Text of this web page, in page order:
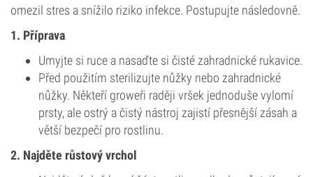
omezil stres a snížilo riziko infekce. Postupuj­te následovně.
1. Příprava
Umyjte si ruce a nasaďte si čisté zahradnické rukavice.
Před použitím sterilizujte nůžky nebo zahradnické
nůžky. Někteří groweři raději vršek jednoduše vylomí
prsty, ale ostrý a čistý nástroj zajistí přesnější zásah a
větší bezpečí pro rostlinu.
2. Najděte růstový vrchol